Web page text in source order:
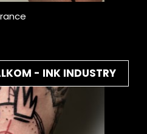
- INK INDUSTRY